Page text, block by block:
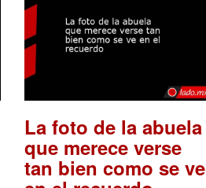
La foto de la abuela
que merece verse
tan bien como se ve